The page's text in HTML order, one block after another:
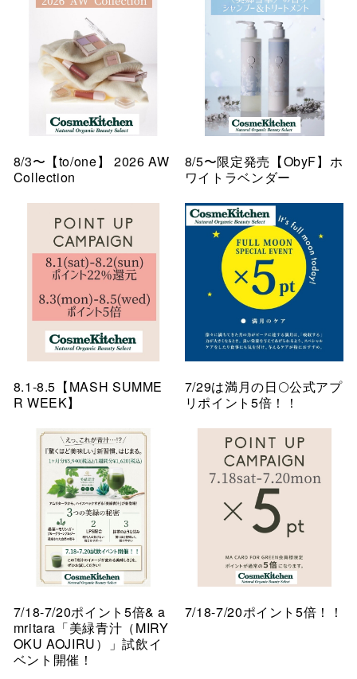
8/3〜【to/one】 2026 AW
Collection
8/5〜限定発売【ObyF】ホ
ワイトラベンダー
8.1-8.5【MASH SUMME
R WEEK】
7/29は満月の日🌕公式アプ
リポイント5倍！！
7/18-7/20ポイント5倍& a
mritara「美緑青汁（MIRY
OKU AOJIRU）」試飲イ
ベント開催！
7/18-7/20ポイント5倍！！